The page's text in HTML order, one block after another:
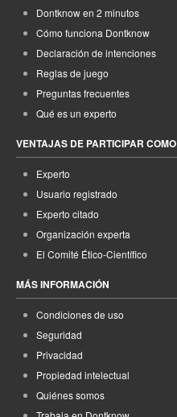
Dontknow en 2 minutos
Cómo funciona Dontknow
Declaración de intenciones
Reglas de juego
Preguntas frecuentes
Qué es un experto
VENTAJAS DE PARTICIPAR COMO
Experto
Usuario registrado
Experto citado
Organización experta
El Comité Ético-Científico
MÁS INFORMACIÓN
Condiciones de uso
Seguridad
Privacidad
Propiedad intelectual
Quiénes somos